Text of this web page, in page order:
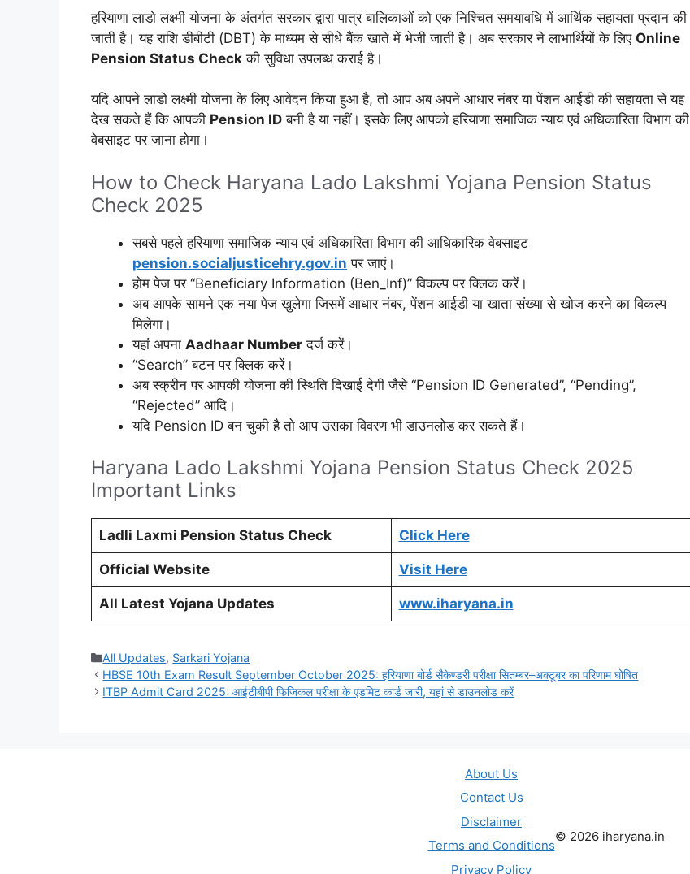
हरियाणा लाडो लक्ष्मी योजना के अंतर्गत सरकार द्वारा पात्र बालिकाओं को एक निश्चित समयावधि में आर्थिक सहायता प्रदान की
जाती है। यह राशि डीबीटी (DBT) के माध्यम से सीधे बैंक खाते में भेजी जाती है। अब सरकार ने लाभार्थियों के लिए Online
Pension Status Check की सुविधा उपलब्ध कराई है।
यदि आपने लाडो लक्ष्मी योजना के लिए आवेदन किया हुआ है, तो आप अब अपने आधार नंबर या पेंशन आईडी की सहायता से यह
देख सकते हैं कि आपकी Pension ID बनी है या नहीं। इसके लिए आपको हरियाणा समाजिक न्याय एवं अधिकारिता विभाग की
वेबसाइट पर जाना होगा।
How to Check Haryana Lado Lakshmi Yojana Pension Status
Check 2025
सबसे पहले हरियाणा समाजिक न्याय एवं अधिकारिता विभाग की आधिकारिक वेबसाइट
pension.socialjusticehry.gov.in पर जाएं।
होम पेज पर “Beneficiary Information (Ben_Inf)” विकल्प पर क्लिक करें।
अब आपके सामने एक नया पेज खुलेगा जिसमें आधार नंबर, पेंशन आईडी या खाता संख्या से खोज करने का विकल्प
मिलेगा।
यहां अपना Aadhaar Number दर्ज करें।
“Search” बटन पर क्लिक करें।
अब स्क्रीन पर आपकी योजना की स्थिति दिखाई देगी जैसे “Pension ID Generated”, “Pending”,
“Rejected” आदि।
यदि Pension ID बन चुकी है तो आप उसका विवरण भी डाउनलोड कर सकते हैं।
Haryana Lado Lakshmi Yojana Pension Status Check 2025
Important Links
Ladli Laxmi Pension Status Check Click Here
Official Website Visit Here
All Latest Yojana Updates www.iharyana.in
Categories
All Updates, Sarkari Yojana
HBSE 10th Exam Result September October 2025: हरियाणा बोर्ड सैकेण्डरी परीक्षा सितम्बर–अक्टूबर का परिणाम घोषित
ITBP Admit Card 2025: आईटीबीपी फिजिकल परीक्षा के एडमिट कार्ड जारी, यहां से डाउनलोड करें
About Us
Contact Us
Disclaimer
Terms and Conditions
Privacy Policy
© 2026 iharyana.in